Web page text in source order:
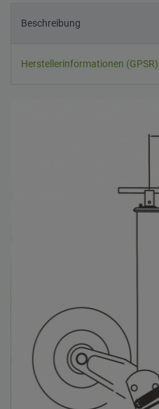
Beschreibung
Herstellerinformationen (GPSR)